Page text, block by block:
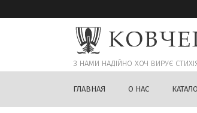
З НАМИ НАДIЙНО ХОЧ ВИРУЄ
ГЛАВНАЯ О НАС